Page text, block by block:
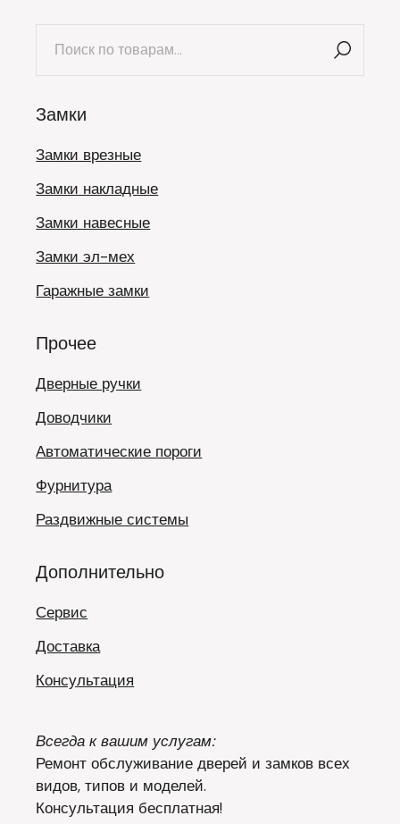
Замки
Замки врезные
Замки накладные
Замки навесные
Замки эл-мех
Гаражные замки
Прочее
Дверные ручки
Доводчики
Автоматические пороги
Фурнитура
Раздвижные системы
Дополнительно
Сервис
Доставка
Консультация
Всегда к вашим услугам:
Ремонт обслуживание дверей и замков всех
видов, типов и моделей.
Консультация бесплатная!